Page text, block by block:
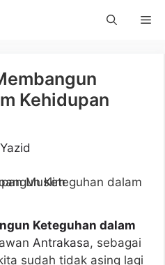
Kehidupan
Keteguhan dalam
Antrakasa, sebagai
sudah tidak asing lagi